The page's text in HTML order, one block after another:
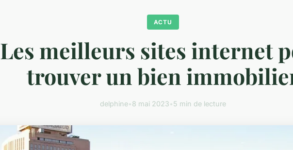
ACTU
Les meilleurs sites internet
trouver un bien
delphine•8 mai 2023•5 min de lecture